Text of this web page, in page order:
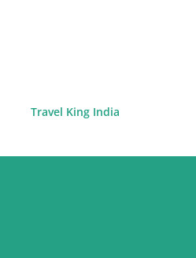
Travel King India